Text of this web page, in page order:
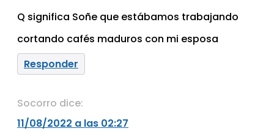
Q significa Soñe que estábamos trabajando
cortando cafés maduros con mi esposa
Responder
Socorro dice:
11/08/2022 a las 02:27